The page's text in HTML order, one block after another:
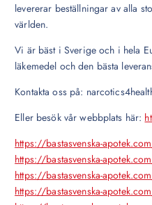
levererar beställningar av alla
världen.
Vi är bäst i Sverige och i hela
läkemedel och den bästa
Kontakta oss på:
Eller besök vår webbplats här:
https://bastasvenska-
https://bastasvenska-
https://bastasvenska-
https://bastasvenska-